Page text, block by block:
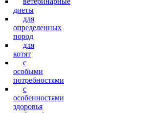
диеты
для
определенных
пород
для
котят
с
особыми
потребностями
с
особенностями
здоровья